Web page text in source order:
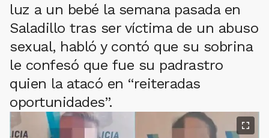
luz a un bebé la semana pasada en
Saladillo tras ser víctima de un abuso
sexual, habló y contó que su sobrina
le confesó que fue su padrastro
quien la atacó en “reiteradas
oportunidades”.